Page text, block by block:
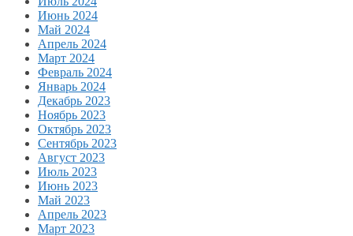
Июнь 2024
Май 2024
Апрель 2024
Март 2024
Февраль 2024
Январь 2024
Декабрь 2023
Ноябрь 2023
Октябрь 2023
Сентябрь 2023
Август 2023
Июль 2023
Июнь 2023
Май 2023
Апрель 2023
Март 2023